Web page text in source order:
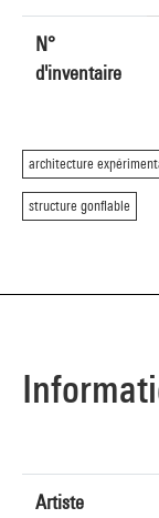
N°
d'inventaire
architecture
structure gonflable
Artiste